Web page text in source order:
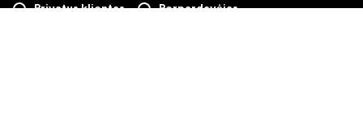
Privatus klientas Perpardavėjas